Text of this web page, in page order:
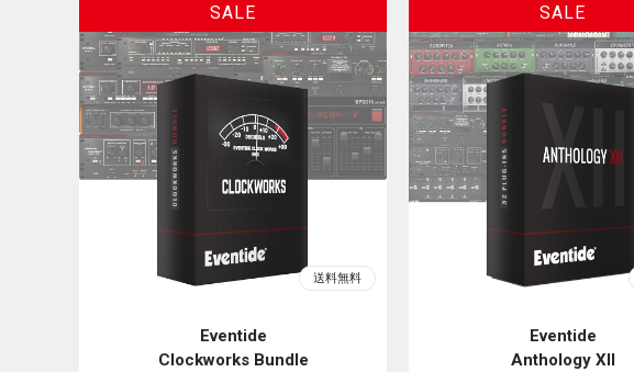
Eventide
Clockworks Bundle
Eventide
Anthology XII